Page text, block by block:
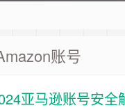
账号
亚马逊账号安全